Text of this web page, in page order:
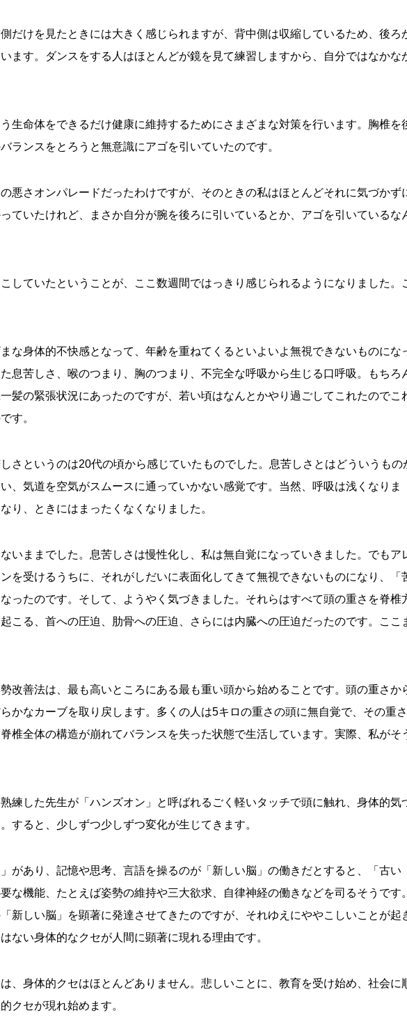
だけを見たときには大きく感じられますが、背中側は収縮しているため、後ろ
ます。ダンスをする人はほとんどが鏡を見て練習しますから、自分ではなかな
生命体をできるだけ健康に維持するためにさまざまな対策を行います。胸椎を
ランスをとろうと無意識にアゴを引いていたのです。
悪さオンパレードだったわけですが、そのときの私はほとんどそれに気づかず
ていたけれど、まさか自分が腕を後ろに引いているとか、アゴを引いているな
していたということが、ここ数週間ではっきり感じられるようになりました。
な身体的不快感となって、年齢を重ねてくるといよいよ無視できないものにな
息苦しさ、喉のつまり、胸のつまり、不完全な呼吸から生じる口呼吸。もちろ
髪の緊張状況にあったのですが、若い頃はなんとかやり過ごしてこれたのでこ
す。
さというのは20代の頃から感じていたものでした。息苦しさとはどういうもの
、気道を空気がスムースに通っていかない感覚です。当然、呼吸は浅くなりま
り、ときにはまったくなくなりました。
いままでした。息苦しさは慢性化し、私は無自覚になっていきました。でもア
を受けるうちに、それがしだいに表面化してきて無視できないものになり、「
ったのです。そして、ようやく気づきました。それらはすべて頭の重さを脊椎
こる、首への圧迫、肋骨への圧迫、さらには内臓への圧迫だったのです。ここ
改善法は、最も高いところにある最も重い頭から始めることです。頭の重さか
かなカーブを取り戻します。多くの人は5キロの重さの頭に無自覚で、その重さ
椎全体の構造が崩れてバランスを失った状態で生活しています。実際、私がそ
練した先生が「ハンズオン」と呼ばれるごく軽いタッチで頭に触れ、身体的気
すると、少しずつ少しずつ変化が生じてきます。
があり、記憶や思考、言語を操るのが「新しい脳」の働きだとすると、「古い
な機能、たとえば姿勢の維持や三大欲求、自律神経の働きなどを司るそうです。
新しい脳」を顕著に発達させてきたのですが、それゆえにややこしいことが起
ない身体的なクセが人間に顕著に現れる理由です。
、身体的クセはほとんどありません。悲しいことに、教育を受け始め、社会に
クセが現れ始めます。